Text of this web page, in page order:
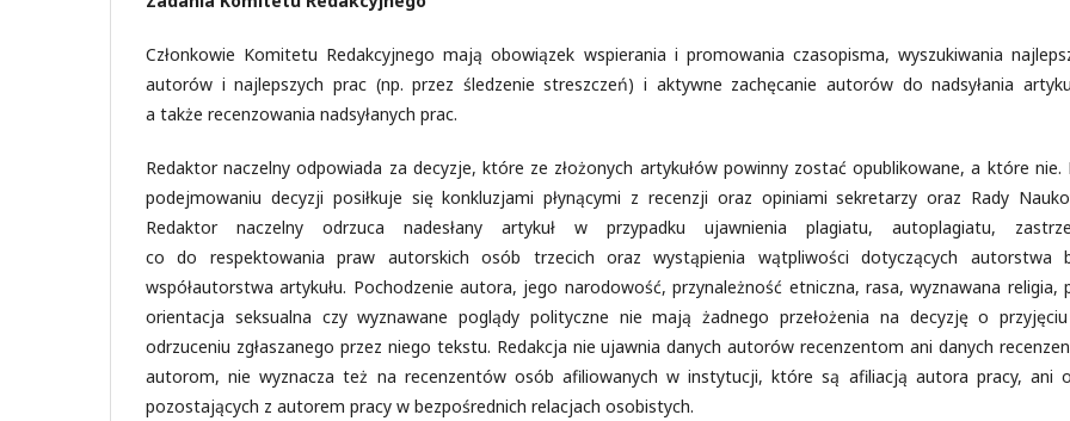
Członkowie Komitetu Redakcyjnego mają obowiązek wspierania i promowania czasopisma, wyszukiwania
autorów i najlepszych prac (np. przez śledzenie streszczeń) i aktywne zachęcanie autorów do nadsyłania
a także recenzowania nadsyłanych prac.
Redaktor naczelny odpowiada za decyzje, które ze złożonych artykułów powinny zostać opublikowane, a które nie.
podejmowaniu decyzji posiłkuje się konkluzjami płynącymi z recenzji oraz opiniami sekretarzy oraz Rady
Redaktor naczelny odrzuca nadesłany artykuł w przypadku ujawnienia plagiatu, autoplagiatu,
co do respektowania praw autorskich osób trzecich oraz wystąpienia wątpliwości dotyczących autorstwa
współautorstwa artykułu. Pochodzenie autora, jego narodowość, przynależność etniczna, rasa, wyznawana religia,
orientacja seksualna czy wyznawane poglądy polityczne nie mają żadnego przełożenia na decyzję o
odrzuceniu zgłaszanego przez niego tekstu. Redakcja nie ujawnia danych autorów recenzentom ani danych
autorom, nie wyznacza też na recenzentów osób afiliowanych w instytucji, które są afiliacją autora pracy, ani
pozostających z autorem pracy w bezpośrednich relacjach osobistych.